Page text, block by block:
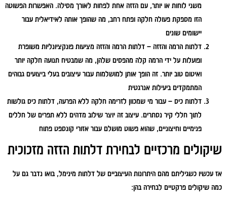
משני לוחות או יותר, עם הזזה אחת לפחות לאורך מסילה. האפשרות הפשוטה
הזו מספקת פעולה חלקה ופתח רחב, מה שהופך אותה לאידיאלית עבור
יישומים שונים
דלתות הרמה והזזה – דלתות הרמה והזזה מציעות פונקציונליות משופרת
ופועלות על ידי הרמה קלה מהפסים שלהן, מה שמבטיח תנועה חלקה יותר
ואיטום טוב יותר. זה הופך אותן למושלמות עבור עיצובים בעלי ביצועים גבוהים
המתמקדים ביעילות אנרגטית
דלתות כיס – עבור מי שמכוון לזרימה חלקה ללא הפרעה, דלתות כיס גולשות
לתוך חללי קיר נסתרים. עיצוב זה יוצר שילוב מדהים ללא תפרים של חללים
פנימיים וחיצוניים, שהוא פשוט מושלם עבור אזורי קונספט פתוח
שיקולים מרכזיים לבחירת דלתות הזזה מזכוכית
אז עכשיו כשגיליתם מהם היתרונות העיצוביים של דלתות מינימל, בואו נדבר גם על
כמה שיקולים פרקטיים לבחירה בהן: